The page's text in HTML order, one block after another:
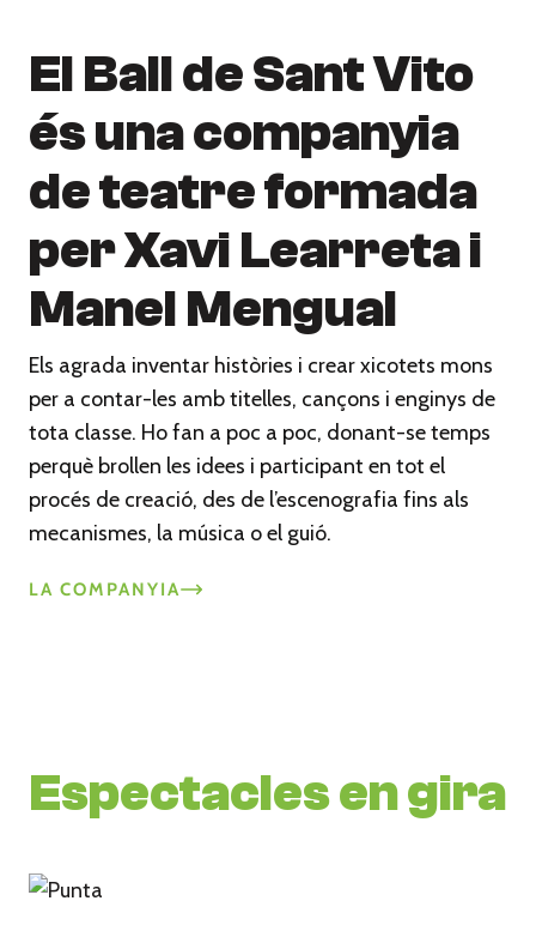
El Ball de Sant Vito
és una companyia
de teatre formada
per Xavi Learreta i
Manel Mengual
Els agrada inventar històries i crear xicotets mons
per a contar-les amb titelles, cançons i enginys de
tota classe. Ho fan a poc a poc, donant-se temps
perquè brollen les idees i participant en tot el
procés de creació, des de l’escenografia fins als
mecanismes, la música o el guió.
LA COMPANYIA
Espectacles en gira